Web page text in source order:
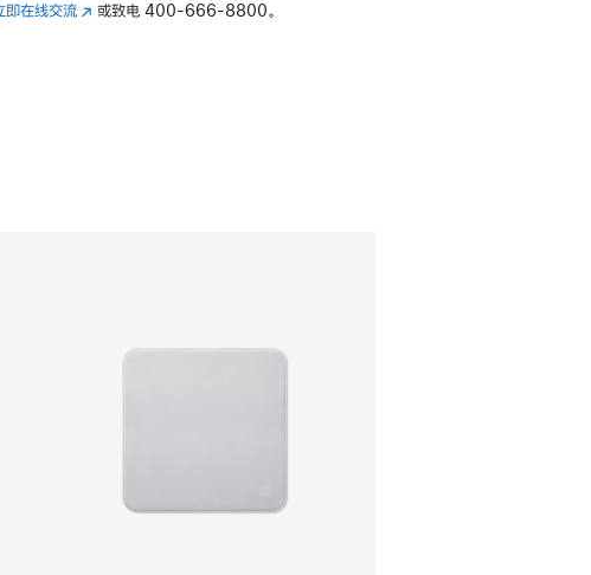
即在线交流(在 或致电400-666-8800。